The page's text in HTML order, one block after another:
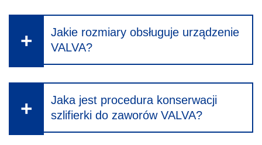
Jakie rozmiary obsługuje urządzenie
VALVA?
Jaka jest procedura konserwacji
szlifierki do zaworów VALVA?